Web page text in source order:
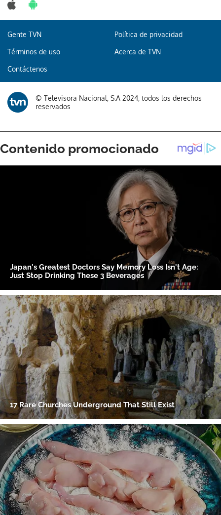
Gente TVN Política de privacidad
Términos de uso Acerca de TVN
Contáctenos
© Televisora Nacional, S.A 2024, todos los derechos
reservados